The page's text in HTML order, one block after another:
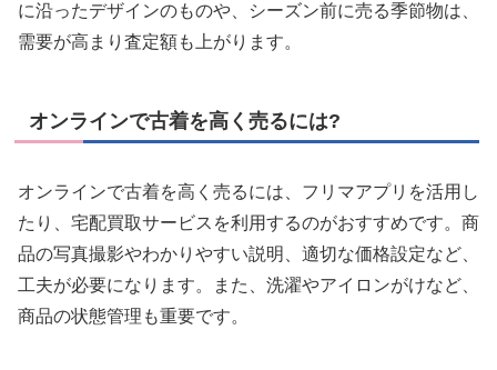
に沿ったデザインのものや、シーズン前に売る季節物は、
需要が高まり査定額も上がります。
オンラインで古着を高く売るには?
オンラインで古着を高く売るには、フリマアプリを活用し
たり、宅配買取サービスを利用するのがおすすめです。商
品の写真撮影やわかりやすい説明、適切な価格設定など、
工夫が必要になります。また、洗濯やアイロンがけなど、
商品の状態管理も重要です。